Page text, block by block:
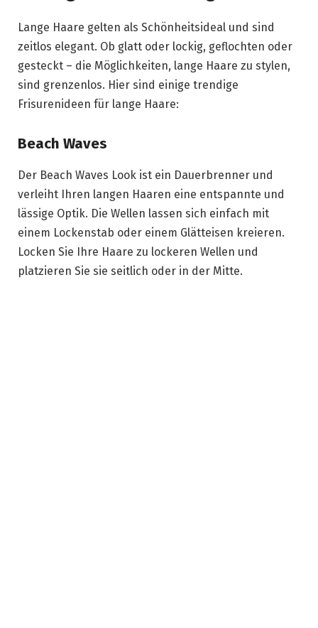
Lange Haare gelten als Schönheitsideal und sind
zeitlos elegant. Ob glatt oder lockig, geflochten oder
gesteckt – die Möglichkeiten, lange Haare zu stylen,
sind grenzenlos. Hier sind einige trendige
Frisurenideen für lange Haare:
Beach Waves
Der Beach Waves Look ist ein Dauerbrenner und
verleiht Ihren langen Haaren eine entspannte und
lässige Optik. Die Wellen lassen sich einfach mit
einem Lockenstab oder einem Glätteisen kreieren.
Locken Sie Ihre Haare zu lockeren Wellen und
platzieren Sie sie seitlich oder in der Mitte.